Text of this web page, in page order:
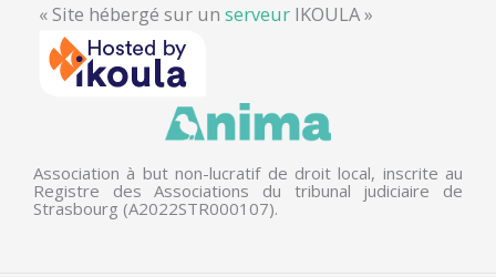
« Site hébergé sur un serveur IKOULA »
Association à but non-lucratif de droit local, inscrite au
Registre des Associations du tribunal judiciaire de
Strasbourg (A2022STR000107).